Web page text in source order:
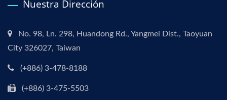
Nuestra Dirección
No. 98, Ln. 298, Huandong Rd., Yangmei Dist., Taoyuan
City 326027, Taiwan
(+886) 3-478-8188
(+886) 3-475-5503